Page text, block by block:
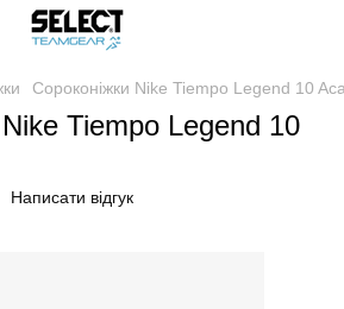
Сороконіжки Nike Tiempo Legend 10
Tiempo Legend 10
Написати відгук